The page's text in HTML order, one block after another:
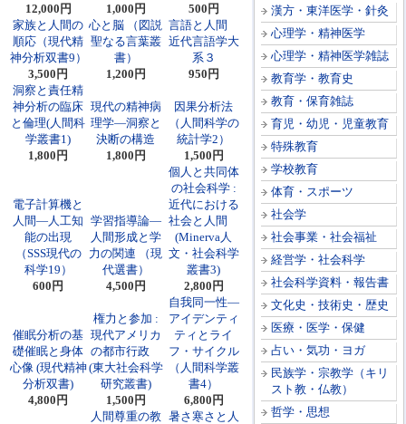
漢方・東洋医学・針灸
心理学・精神医学
心理学・精神医学雑誌
教育学・教育史
教育・保育雑誌
育児・幼児・児童教育
特殊教育
学校教育
体育・スポーツ
社会学
社会事業・社会福祉
経営学・社会科学
社会科学資料・報告書
文化史・技術史・歴史
医療・医学・保健
占い・気功・ヨガ
民族学・宗教学（キリ
スト教・仏教）
哲学・思想
12,000円
1,000円
500円
家族と人間の
順応（現代精
神分析双書9）
3,500円
心と脳 （図説
聖なる言葉叢
書）
1,200円
言語と人間
近代言語学大
系３
950円
洞察と責任精
神分析の臨床
と倫理(人間科
学叢書1)
1,800円
現代の精神病
理学―洞察と
決断の構造
1,800円
因果分析法
（人間科学の
統計学2）
1,500円
電子計算機と
人間―人工知
能の出現
（SSS現代の
科学19）
600円
学習指導論―
人間形成と学
力の関連 （現
代選書）
4,500円
個人と共同体
の社会科学 :
近代における
社会と人間
(Minerva人
文・社会科学
叢書3)
2,800円
催眠分析の基
礎催眠と身体
心像 (現代精神
分析双書)
4,800円
権力と参加 :
現代アメリカ
の都市行政
(東大社会科学
研究叢書)
1,500円
自我同一性―
アイデンティ
ティとライ
フ・サイクル
（人間科学叢
書4）
6,800円
人間尊重の教 暑さ寒さと人